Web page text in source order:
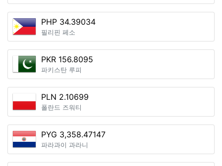
PHP 34.39034
필리핀 페소
PKR 156.8095
파키스탄 루피
PLN 2.10699
폴란드 즈워티
PYG 3,358.47147
파라과이 과라니